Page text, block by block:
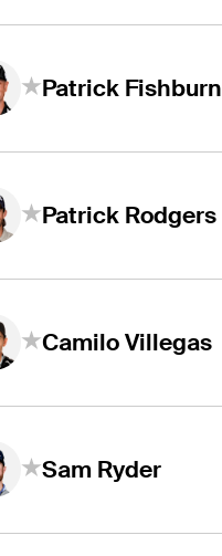
Patrick Fishburn
Patrick Rodgers
Camilo Villegas
Sam Ryder